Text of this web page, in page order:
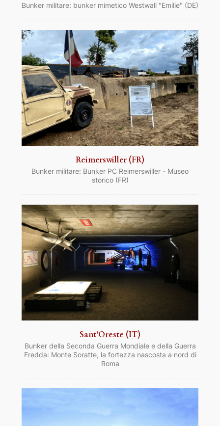
Bunker militare: bunker mimetico Westwall "Emilie" (DE)
Reimerswiller (FR)
Bunker militare: Bunker PC Reimerswiller - Museo
storico (FR)
Sant'Oreste (IT)
Bunker della Seconda Guerra Mondiale e della Guerra
Fredda: Monte Soratte, la fortezza nascosta a nord di
Roma